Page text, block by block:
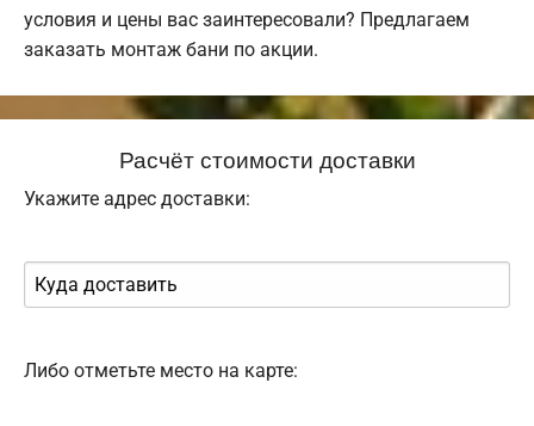
условия и цены вас заинтересовали? Предлагаем
заказать монтаж бани по акции.
Расчёт стоимости доставки
Укажите адрес доставки:
Либо отметьте место на карте: